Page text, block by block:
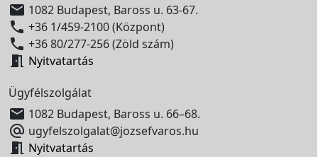
 1082 Budapest, Baross u. 63-67.
 +36 1/459-2100 (Központ)
 +36 80/277-256 (Zöld szám)
 Nyitvatartás
Ügyfélszolgálat
 1082 Budapest, Baross u. 66–68.
 ugyfelszolgalat@jozsefvaros.hu
 Nyitvatartás